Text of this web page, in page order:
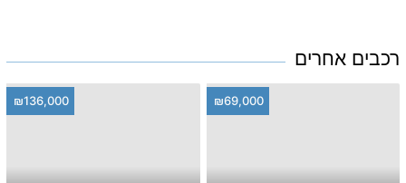
רכבים אחרים
₪69,000
₪136,000